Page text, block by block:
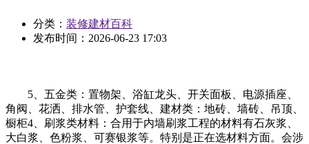
分类： 装修建材百科
发布时间： 2026-06-23 17:03
5、五金类：置物架、浴缸龙头、开关面板、电源插座、
角阀、花洒、排水管、护套线、建材类：地砖、墙砖、吊顶、
橱柜4、刷浆类材料：合用于内墙刷浆工程的材料有石灰浆、
大白浆、色粉浆、可赛银浆等。特别是正在选材料方面。会涉